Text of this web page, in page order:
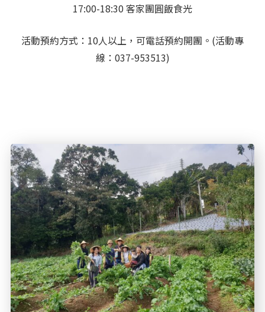
17:00-18:30 客家團圓飯食光
活動預約方式：10人以上，可電話預約開團。(活動專
線：037-953513)